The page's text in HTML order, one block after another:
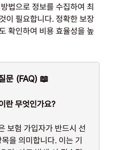
법으로 정보를 수집하여 최
이 필요합니다. 정확한 보장
확인하여 비용 효율성을 높
문 (FAQ) 📖
란 무엇인가요?
보험 가입자가 반드시 선
을 의미합니다. 이는 기